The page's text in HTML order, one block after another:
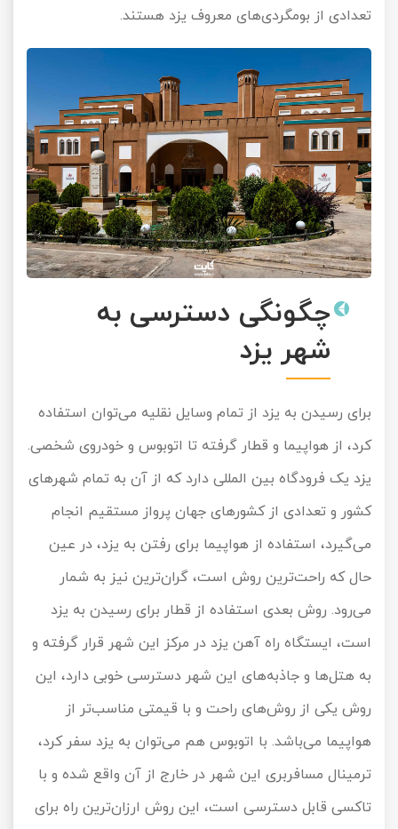
تعدادی از بومگردی‌های معروف یزد هستند.
چگونگی دسترسی به
شهر یزد
برای رسیدن به یزد از تمام وسایل نقلیه می‌توان استفاده
کرد، از هواپیما و قطار گرفته تا اتوبوس و خودروی شخصی.
یزد یک فرودگاه بین المللی دارد که از آن به تمام شهرهای
کشور و تعدادی از کشورهای جهان پرواز مستقیم انجام
می‌گیرد، استفاده از هواپیما برای رفتن به یزد، در عین
حال که راحت‌ترین روش است، گران‌ترین نیز به شمار
می‌رود. روش بعدی استفاده از قطار برای رسیدن به یزد
است، ایستگاه راه آهن یزد در مرکز این شهر قرار گرفته و
به هتل‌ها و جاذبه‌های این شهر دسترسی خوبی دارد، این
روش یکی از روش‌های راحت و با قیمتی مناسب‌تر از
هواپیما می‌باشد. با اتوبوس هم می‌توان به یزد سفر کرد،
ترمینال مسافربری این شهر در خارج از آن واقع شده و با
تاکسی قابل دسترسی است، این روش ارزان‌ترین راه برای